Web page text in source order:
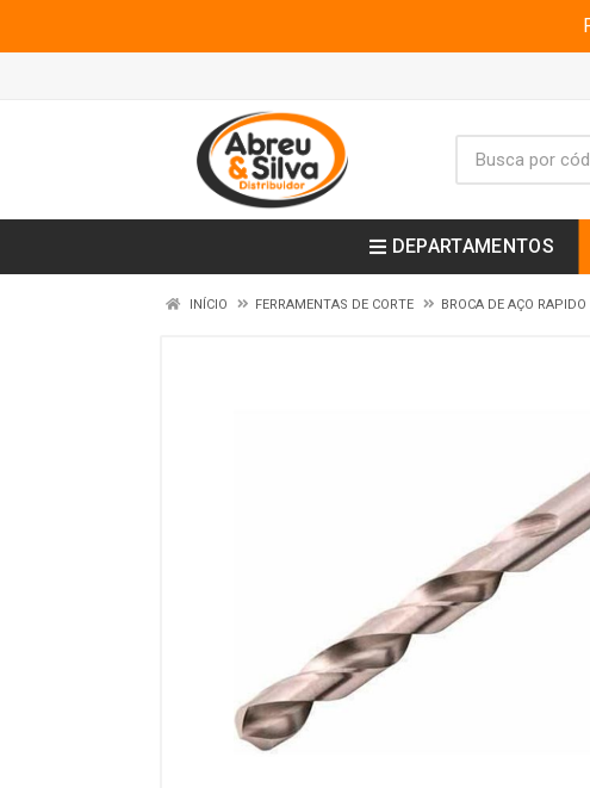
DEPARTAMENTOS
INÍCIO FERRAMENTAS DE CORTE BROCA DE AÇO RAPIDO